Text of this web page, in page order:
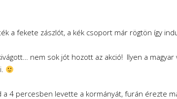
a fekete zászlót, a kék csoport már rögtön így
nem sok jót hozott az akció! Ilyen a
a 4 percesben levette a kormányát, furán érezte